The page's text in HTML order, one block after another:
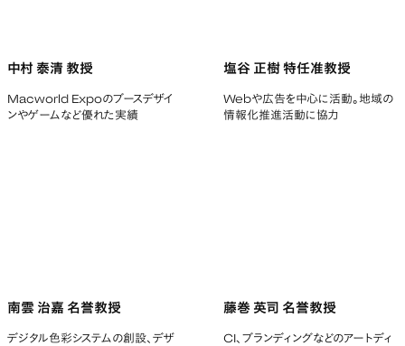
中村 泰清 教授
Macworld Expoのブースデザイ
ンやゲームなど優れた実績
塩谷 正樹 特任准教授
Webや広告を中心に活動。地域の
情報化推進活動に協力
南雲 治嘉 名誉教授
デジタル色彩システムの創設、デザ
藤巻 英司 名誉教授
CI、ブランディングなどのアートディ